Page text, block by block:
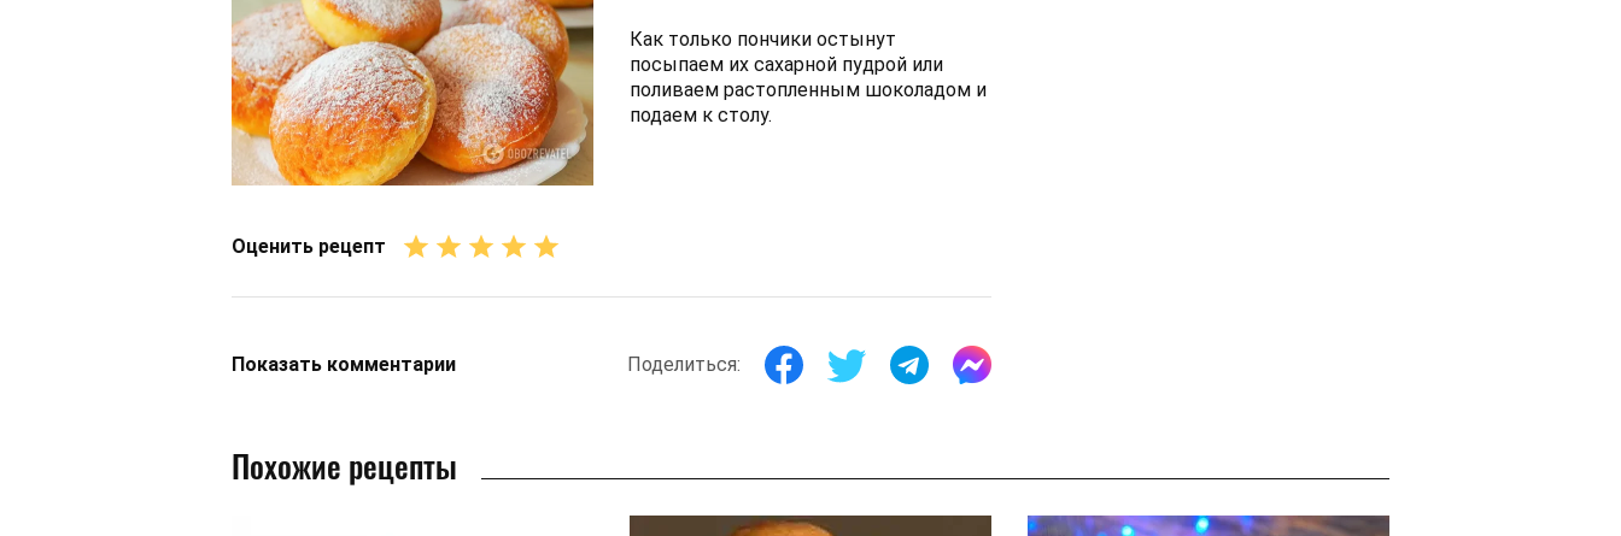
Как только пончики остынут
посыпаем их сахарной пудрой или
поливаем растопленным шоколадом и
подаем к столу.
Оценить рецепт
Показать комментарии Поделиться:
Похожие рецепты